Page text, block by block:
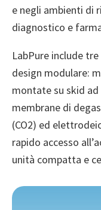
e negli ambienti di
diagnostico e
LabPure include
design modulare:
montate su skid
membrane di
(CO2) ed
rapido accesso
unità compatta e